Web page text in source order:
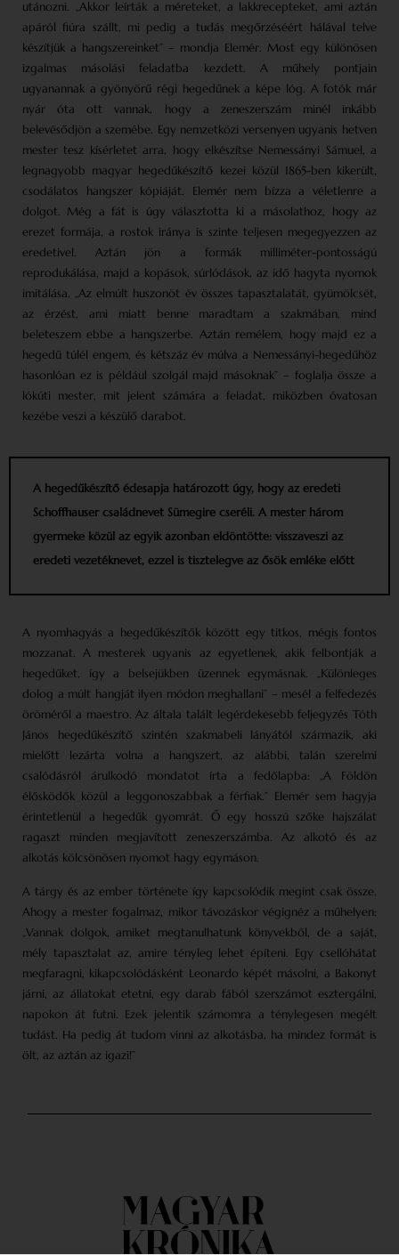
utánozni. „Akkor leírták a méreteket, a lakkrecepteket, ami aztán
apáról fiúra szállt, mi pedig a tudás megőrzéséért hálával telve
készítjük a hangszereinket” – mondja Elemér. Most egy különösen
izgalmas másolási feladatba kezdett. A műhely pontjain
ugyanannak a gyönyörű régi hegedűnek a képe lóg. A fotók már
nyár óta ott vannak, hogy a zeneszerszám minél inkább
belevésődjön a szemébe. Egy nemzetközi versenyen ugyanis hetven
mester tesz kísérletet arra, hogy elkészítse Nemessányi Sámuel, a
legnagyobb magyar hegedűkészítő kezei közül 1865-ben kikerült,
csodálatos hangszer kópiáját. Elemér nem bízza a véletlenre a
dolgot. Még a fát is úgy választotta ki a másolathoz, hogy az
erezet formája, a rostok iránya is szinte teljesen megegyezzen az
eredetivel. Aztán jön a formák milliméter-pontosságú
reprodukálása, majd a kopások, súrlódások, az idő hagyta nyomok
imitálása. „Az elmúlt huszonöt év összes tapasztalatát, gyümölcsét,
az érzést, ami miatt benne maradtam a szakmában, mind
beleteszem ebbe a hangszerbe. Aztán remélem, hogy majd ez a
hegedű túlél engem, és kétszáz év múlva a Nemessányi-hegedűhöz
hasonlóan ez is például szolgál majd másoknak” – foglalja össze a
lókúti mester, mit jelent számára a feladat, miközben óvatosan
kezébe veszi a készülő darabot.
A hegedűkészítő édesapja határozott úgy, hogy az eredeti
Schoffhauser családnevet Sümegire cseréli. A mester három
gyermeke közül az egyik azonban eldöntötte: visszaveszi az
eredeti vezetéknevet, ezzel is tisztelegve az ősök emléke előtt
A nyomhagyás a hegedűkészítők között egy titkos, mégis fontos
mozzanat. A mesterek ugyanis az egyetlenek, akik felbontják a
hegedűket, így a belsejükben üzennek egymásnak. „Különleges
dolog a múlt hangját ilyen módon meghallani” – mesél a felfedezés
öröméről a maestro. Az általa talált legérdekesebb feljegyzés Tóth
János hegedűkészítő szintén szakmabeli lányától származik, aki
mielőtt lezárta volna a hangszert, az alábbi, talán szerelmi
csalódásról árulkodó mondatot írta a fedőlapba: „A Földön
élősködők közül a leggonoszabbak a férfiak.” Elemér sem hagyja
érintetlenül a hegedűk gyomrát. Ő egy hosszú szőke hajszálat
ragaszt minden megjavított zeneszerszámba. Az alkotó és az
alkotás kölcsönösen nyomot hagy egymáson.
A tárgy és az ember története így kapcsolódik megint csak össze.
Ahogy a mester fogalmaz, mikor távozáskor végignéz a műhelyen:
„Vannak dolgok, amiket megtanulhatunk könyvekből, de a saját,
mély tapasztalat az, amire tényleg lehet építeni. Egy csellóhátat
megfaragni, kikapcsolódásként Leonardo képét másolni, a Bakonyt
járni, az állatokat etetni, egy darab fából szerszámot esztergálni,
napokon át futni. Ezek jelentik számomra a ténylegesen megélt
tudást. Ha pedig át tudom vinni az alkotásba, ha mindez formát is
ölt, az aztán az igazi!”